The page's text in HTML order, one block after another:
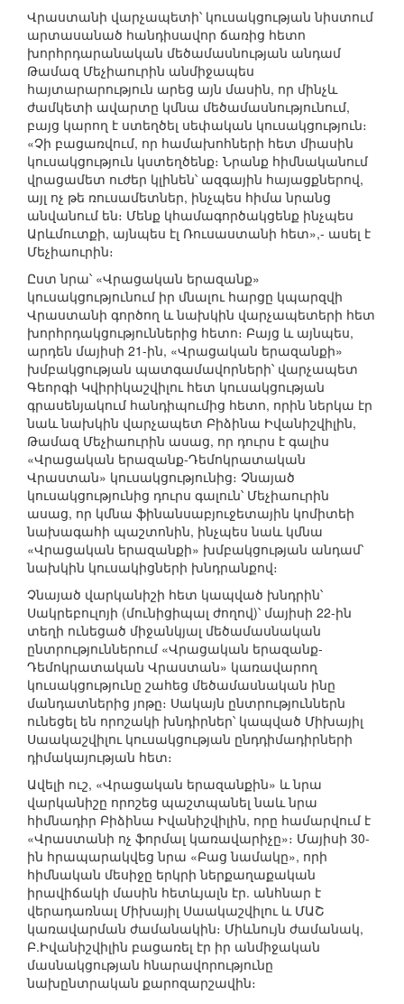
Վրաստանի վարչապետի՝ կուսակցության նիստում
արտասանած հանդիսավոր ճառից հետո
խորհրդարանական մեծամասնության անդամ
Թամազ Մեչիաուրին անմիջապես
հայտարարություն արեց այն մասին, որ մինչև
ժամկետի ավարտը կմնա մեծամասնությունում,
բայց կարող է ստեղծել սեփական կուսակցություն։
«Չի բացառվում, որ համախոհների հետ միասին
կուսակցություն կստեղծենք։ Նրանք հիմնականում
վրացամետ ուժեր կլինեն՝ ազգային հայացքներով,
այլ ոչ թե ռուսամետներ, ինչպես հիմա նրանց
անվանում են։ Մենք կհամագործակցենք ինչպես
Արևմուտքի, այնպես էլ Ռուսաստանի հետ»,- ասել է
Մեչիաուրին։
Ըստ նրա՝ «Վրացական երազանք»
կուսակցությունում իր մնալու հարցը կպարզվի
Վրաստանի գործող և նախկին վարչապետերի հետ
խորհրդակցություններից հետո։ Բայց և այնպես,
արդեն մայիսի 21-ին, «Վրացական երազանքի»
խմբակցության պատգամավորների՝ վարչապետ
Գեորգի Կվիրիկաշվիլու հետ կուսակցության
գրասենյակում հանդիպումից հետո, որին ներկա էր
նաև նախկին վարչապետ Բիձինա Իվանիշվիլին,
Թամազ Մեչիաուրին ասաց, որ դուրս է գալիս
«Վրացական երազանք-Դեմոկրատական
Վրաստան» կուսակցությունից։ Չնայած
կուսակցությունից դուրս գալուն՝ Մեչիաուրին
ասաց, որ կմնա ֆինանսաբյուջետային կոմիտեի
նախագահի պաշտոնին, ինչպես նաև կմնա
«Վրացական երազանքի» խմբակցության անդամ՝
նախկին կուսակիցների խնդրանքով։
Չնայած վարկանիշի հետ կապված խնդրին՝
Սակրեբուլոյի (մունիցիպալ ժողով)՝ մայիսի 22-ին
տեղի ունեցած միջանկյալ մեծամասնական
ընտրություններում «Վրացական երազանք-
Դեմոկրատական Վրաստան» կառավարող
կուսակցությունը շահեց մեծամասնական ինը
մանդատներից յոթը։ Սակայն ընտրություններն
ունեցել են որոշակի խնդիրներ՝ կապված Միխայիլ
Սաակաշվիլու կուսակցության ընդդիմադիրների
դիմակայության հետ։
Ավելի ուշ, «Վրացական երազանքին» և նրա
վարկանիշը որոշեց պաշտպանել նաև նրա
հիմնադիր Բիձինա Իվանիշվիլին, որը համարվում է
«Վրաստանի ոչ ֆորմալ կառավարիչը»։ Մայիսի 30-
ին հրապարակվեց նրա «Բաց նամակը», որի
հիմնական մեսիջը երկրի ներքաղաքական
իրավիճակի մասին հետևյալն էր. անհնար է
վերադառնալ Միխայիլ Սաակաշվիլու և ՄԱՇ
կառավարման ժամանակին։ Միևնույն ժամանակ,
Բ.Իվանիշվիլին բացառել էր իր անմիջական
մասնակցության հնարավորությունը
նախընտրական քարոզարշավին։